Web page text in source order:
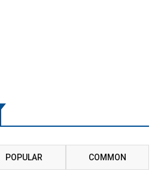
POPULAR COMMON